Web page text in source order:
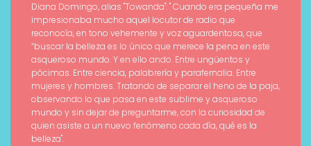
Diana Domingo, alias "Towanda": " Cuando era pequeña me
impresionaba mucho aquel locutor de radio que
reconocía, en tono vehemente y voz aguardentosa, que
“buscar la belleza es lo único que merece la pena en este
asqueroso mundo. Y en ello ando. Entre ungüentos y
pócimas. Entre ciencia, palabrería y parafernalia. Entre
mujeres y hombres. Tratando de separar el heno de la paja,
observando lo que pasa en este sublime y asqueroso
mundo y sin dejar de preguntarme, con la curiosidad de
quien asiste a un nuevo fenómeno cada día, qué es la
belleza".